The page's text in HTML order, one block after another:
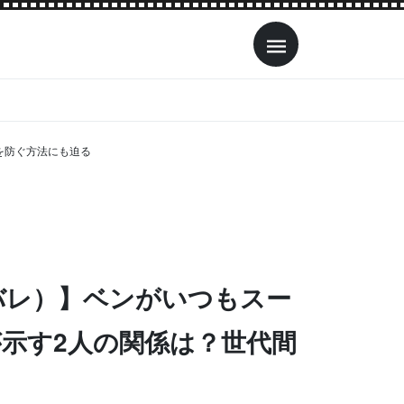
ぐ方法にも迫る
）】ベンがいつもスー
す2人の関係は？世代間